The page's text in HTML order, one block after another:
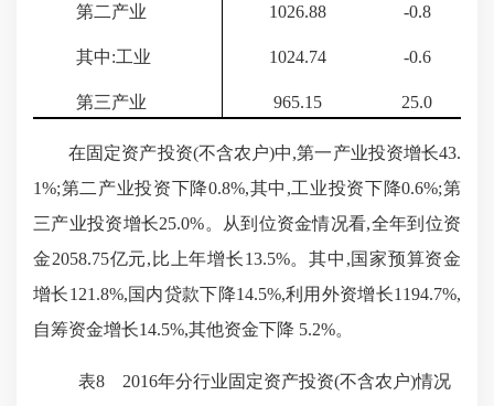
第二产业 1026.88 -0.8
其中:工业 1024.74 -0.6
第三产业 965.15 25.0
在固定资产投资(不含农户)中,第一产业投资增长43.
1%;第二产业投资下降0.8%,其中,工业投资下降0.6%;第
三产业投资增长25.0%。从到位资金情况看,全年到位资
金2058.75亿元,比上年增长13.5%。其中,国家预算资金
增长121.8%,国内贷款下降14.5%,利用外资增长1194.7%,
自筹资金增长14.5%,其他资金下降 5.2%。
表8 2016年分行业固定资产投资(不含农户)情况